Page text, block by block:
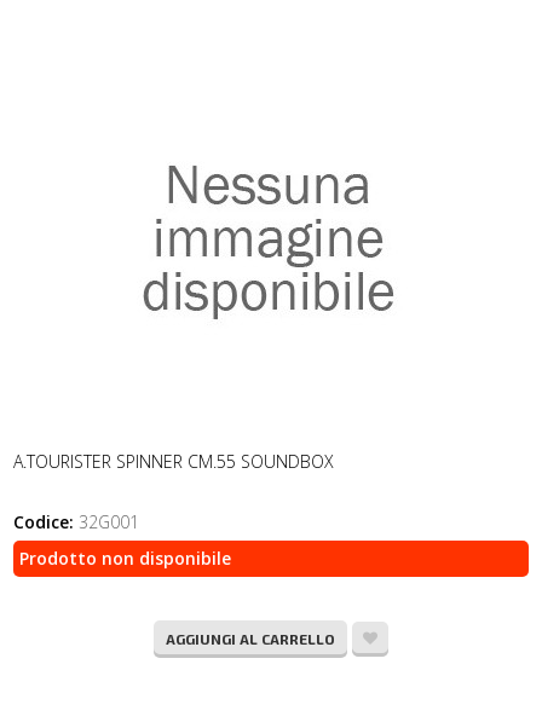
A.TOURISTER SPINNER CM.55 SOUNDBOX
Codice: 32G001
Prodotto non disponibile
AGGIUNGI AL CARRELLO